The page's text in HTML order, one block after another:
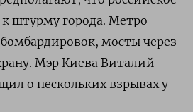
штурму города. Метро
мосты через
Мэр Киева Виталий
о нескольких взрывах у